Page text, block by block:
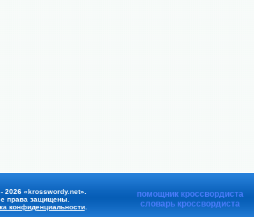
2026 «krosswordy.net».
права защищены.
конфиденциальности.
помощник кроссвордиста
словарь кроссвордиста